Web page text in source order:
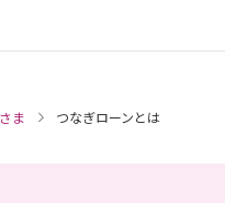
ま
つなぎローンとは